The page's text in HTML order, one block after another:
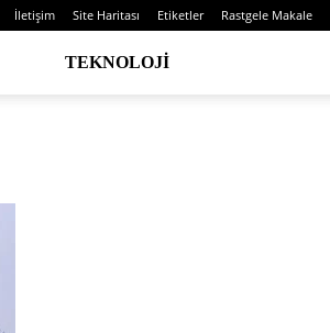
İletişim Site Haritası Etiketler Rastgele Makale
TEKNOLOJI